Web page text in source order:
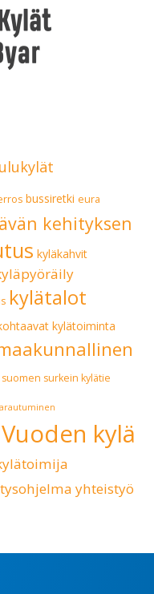
bussiretki eura
kehityksen
kyläkahvit
kylätalot
kylätoiminta
suomen surkein kylätie
Vuoden kylä
yhteistyö